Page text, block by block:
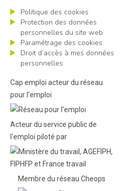
Politique des cookies
Protection des données
personnelles du site web
Paramétrage des cookies
Droit d’accès à mes données
personnelles
Cap emploi acteur du réseau
pour l’emploi
Acteur du service public de
l'emploi piloté par
Membre du réseau Cheops